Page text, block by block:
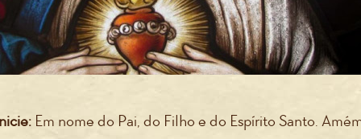
Em nome do Pai, do Filho e do Espírito Santo.